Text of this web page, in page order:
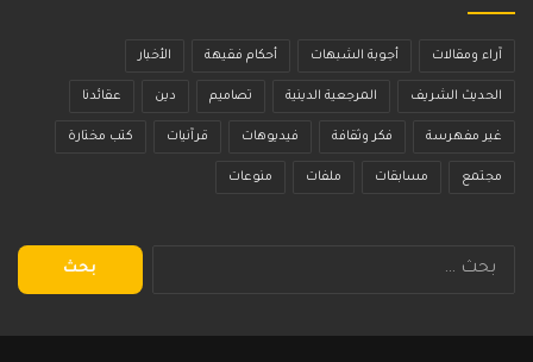
آراء ومقالات أجوبة الشبهات أحكام فقيهة الأخبار
الحديث الشريف المرجعية الدينية تصاميم دين عقائدنا
غير مفهرسة فكر وثقافة فيديوهات قرآنيات كتب مختارة
مجتمع مسابقات ملفات منوعات
البحث